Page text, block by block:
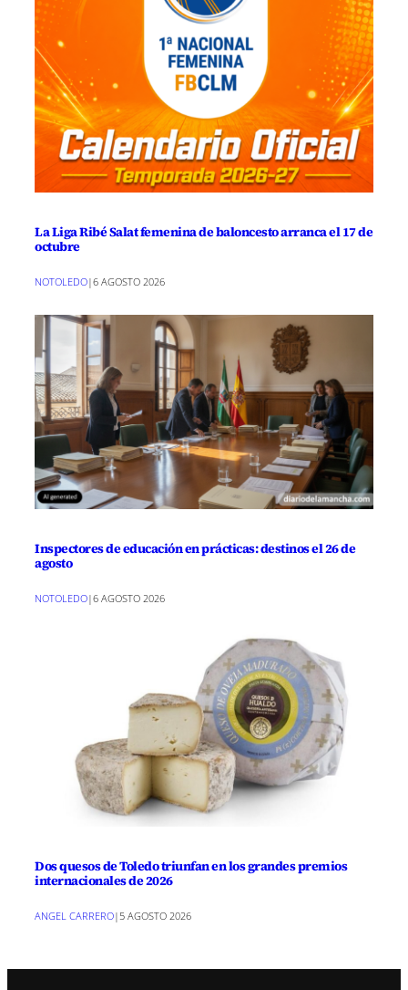
La Liga Ribé Salat femenina de baloncesto arranca el 17 de
octubre
NOTOLEDO|6 AGOSTO 2026
Inspectores de educación en prácticas: destinos el 26 de
agosto
NOTOLEDO|6 AGOSTO 2026
Dos quesos de Toledo triunfan en los grandes premios
internacionales de 2026
ANGEL CARRERO| 5 AGOSTO 2026